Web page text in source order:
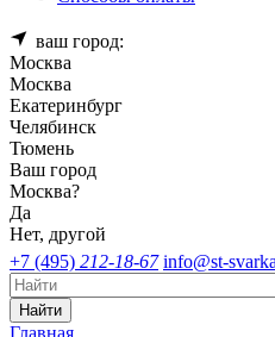
ваш город:
Москва
Москва
Екатеринбург
Челябинск
Тюмень
Ваш город
Москва?
Да
Нет, другой
+7 (495) 212-18-67 info@st-
Найти
Главная